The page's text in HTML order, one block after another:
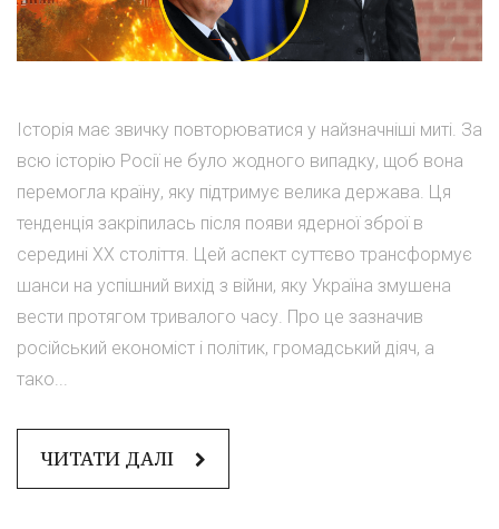
Історія має звичку повторюватися у найзначніші миті. За
всю історію Росії не було жодного випадку, щоб вона
перемогла країну, яку підтримує велика держава. Ця
тенденція закріпилась після появи ядерної зброї в
середині ХХ століття. Цей аспект суттєво трансформує
шанси на успішний вихід з війни, яку Україна змушена
вести протягом тривалого часу. Про це зазначив
російський економіст і політик, громадський діяч, а
тако...
ЧИТАТИ ДАЛІ